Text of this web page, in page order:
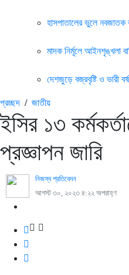
হাসপাতালের ভুলে নবজাতক
মাদক নির্মূলে আইনশৃঙ্খলা
দেশজুড়ে বজ্রবৃষ্টি ও ভারী
প্রচ্ছদ / জাতীয়
ইসির ১৩
প্রজ্ঞাপন জারি
নিজস্ব প্রতিবেদন
আগস্ট ৩০, ২০২৩ ৪:২২ অপরাহ্ণ